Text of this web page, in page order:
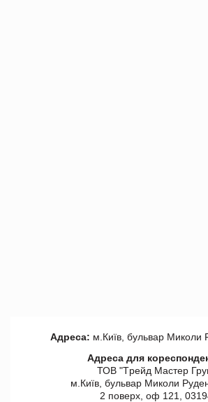
Адреса: м.Київ, бульвар Миколи
Адреса для
ТОВ "Tрейд Мастер
м.Київ, бульвар Миколи
2 поверх, оф 121,